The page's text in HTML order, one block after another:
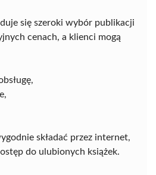
się szeroki wybór publikacji
cenach, a klienci mogą
składać przez internet,
do ulubionych książek.